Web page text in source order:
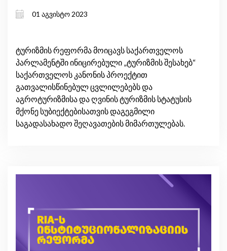
01 აგვისტო 2023
ტურიზმის რეფორმა მოიცავს საქართველოს
პარლამენტში ინიცირებული „ტურიზმის შესახებ“
საქართველოს კანონის პროექტით
გათვალისწინებულ ცვლილებებს და
აგროტურიზმისა და ღვინის ტურიზმის სტატუსის
მქონე სუბიექტებისათვის დაგეგმილი
საგადასახადო შეღავათების მიმართულებას.